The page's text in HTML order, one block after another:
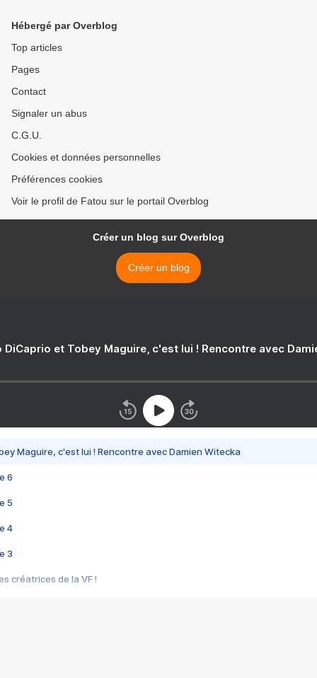
Hébergé par Overblog
Top articles
Pages
Contact
Signaler un abus
C.G.U.
Cookies et données personnelles
Préférences cookies
Voir le profil de Fatou sur le portail Overblog
Créer un blog sur Overblog
Créer un blog
DiCaprio et Tobey Maguire, c'est lui ! Rencontre avec
Maguire, c'est lui ! Rencontre avec Damien Witecka
6
5
4
3
créatrices de la VF !